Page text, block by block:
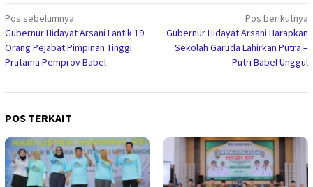
Navigasi
pos
Pos sebelumnya
Gubernur Hidayat Arsani Lantik 19
Orang Pejabat Pimpinan Tinggi
Pratama Pemprov Babel
Pos berikutnya
Gubernur Hidayat Arsani Harapkan
Sekolah Garuda Lahirkan Putra –
Putri Babel Unggul
POS TERKAIT